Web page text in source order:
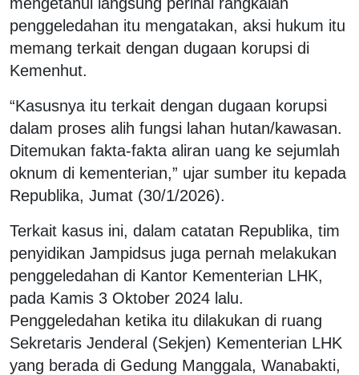
penggeledahan itu mengatakan, aksi hukum itu
memang terkait dengan dugaan korupsi di
Kemenhut.
“Kasusnya itu terkait dengan dugaan korupsi
dalam proses alih fungsi lahan hutan/kawasan.
Ditemukan fakta-fakta aliran uang ke sejumlah
oknum di kementerian,” ujar sumber itu kepada
Republika, Jumat (30/1/2026).
Terkait kasus ini, dalam catatan Republika, tim
penyidikan Jampidsus juga pernah melakukan
penggeledahan di Kantor Kementerian LHK,
pada Kamis 3 Oktober 2024 lalu.
Penggeledahan ketika itu dilakukan di ruang
Sekretaris Jenderal (Sekjen) Kementerian LHK
yang berada di Gedung Manggala, Wanabakti,